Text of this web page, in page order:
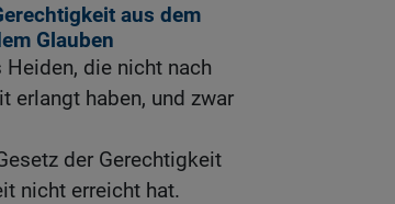
aus dem
Glauben
die nicht nach
erlangt haben, und zwar
der Gerechtigkeit
nicht erreicht hat.